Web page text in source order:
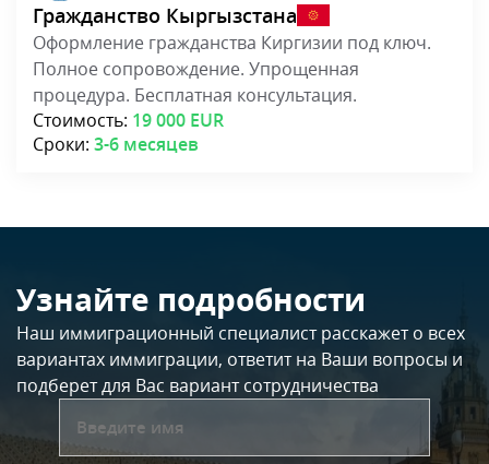
Гражданство Кыргызстана
Оформление гражданства Киргизии под ключ.
Полное сопровождение. Упрощенная
процедура. Бесплатная консультация.
Стоимость: 19 000 EUR
Сроки: 3-6 месяцев
Узнайте подробности
Наш иммиграционный специалист расскажет о всех
вариантах иммиграции, ответит на Ваши вопросы и
подберет для Вас вариант сотрудничества